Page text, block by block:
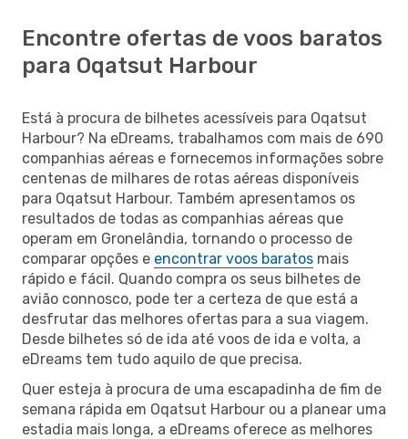
Encontre ofertas de voos baratos
para Oqatsut Harbour
Está à procura de bilhetes acessíveis para Oqatsut
Harbour? Na eDreams, trabalhamos com mais de 690
companhias aéreas e fornecemos informações sobre
centenas de milhares de rotas aéreas disponíveis
para Oqatsut Harbour. Também apresentamos os
resultados de todas as companhias aéreas que
operam em Gronelândia, tornando o processo de
comparar opções e encontrar voos baratos mais
rápido e fácil. Quando compra os seus bilhetes de
avião connosco, pode ter a certeza de que está a
desfrutar das melhores ofertas para a sua viagem.
Desde bilhetes só de ida até voos de ida e volta, a
eDreams tem tudo aquilo de que precisa.
Quer esteja à procura de uma escapadinha de fim de
semana rápida em Oqatsut Harbour ou a planear uma
estadia mais longa, a eDreams oferece as melhores